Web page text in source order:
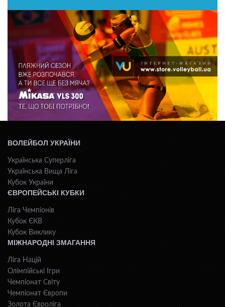
ВОЛЕЙБОЛ УКРАЇНИ
Українська Суперліга
Українська Вища Ліга
Кубок України
ЄВРОПЕЙСЬКІ КУБКИ
Ліга Чемпіонів
Кубок ЄКВ
Кубок Виклику
МІЖНАРОДНІ ЗМАГАННЯ
Ліга Націй
Олімпійські Ігри
Чемпіонат Світу
Чемпіонат Європи
Золота Євроліга